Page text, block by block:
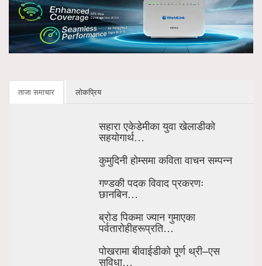
ताजा समाचार लोकप्रिय
सहारा एकेडेमीका युवा खेलाडीको
सहयोगार्थ…
कुमुदिनी होम्समा कविता वाचन सम्पन्न
गण्डकी पदक विवाद प्रकरणः
छानबिन…
ब्रोड पिकमा ज्यान गुमाएका
पर्वतारोहीहरूप्रति…
पोखरामा बीवाईडीको पूर्ण थ्री–एस
सुविधा…